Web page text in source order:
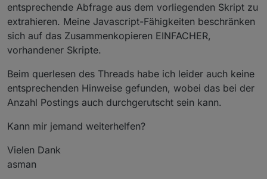
entsprechende Abfrage aus dem vorliegenden Skript zu
extrahieren. Meine Javascript-Fähigkeiten beschränken
sich auf das Zusammenkopieren EINFACHER,
vorhandener Skripte.
Beim querlesen des Threads habe ich leider auch keine
entsprechenden Hinweise gefunden, wobei das bei der
Anzahl Postings auch durchgerutscht sein kann.
Kann mir jemand weiterhelfen?
Vielen Dank
asman